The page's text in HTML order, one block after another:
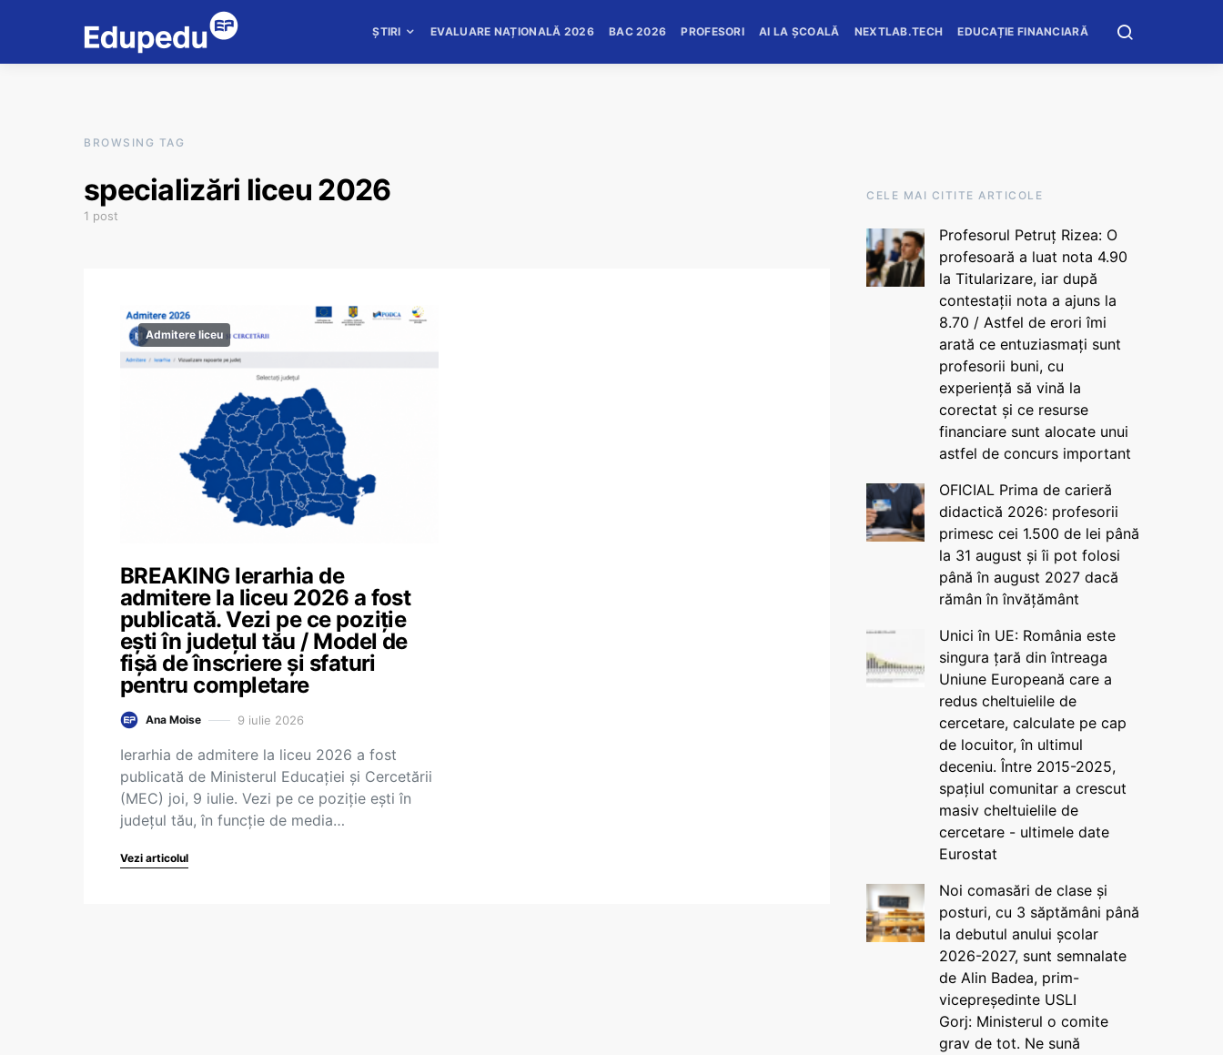
ȘTIRI EVALUARE NAȚIONALĂ 2026 BAC 2026 PROFESORI AI LA ȘCOALĂ NEXTLAB.TECH EDUCAȚIE FINANCIARĂ
BROWSING TAG
specializări liceu 2026
1 post
Admitere liceu
BREAKING Ierarhia de
admitere la liceu 2026 a fost
publicată. Vezi pe ce poziție
ești în județul tău / Model de
fișă de înscriere și sfaturi
pentru completare
Ana Moise 9 iulie 2026
Ierarhia de admitere la liceu 2026 a fost
publicată de Ministerul Educației și Cercetării
(MEC) joi, 9 iulie. Vezi pe ce poziție ești în
județul tău, în funcție de media…
Vezi articolul
CELE MAI CITITE ARTICOLE
Profesorul Petruț Rizea: O
profesoară a luat nota 4.90
la Titularizare, iar după
contestații nota a ajuns la
8.70 / Astfel de erori îmi
arată ce entuziasmați sunt
profesorii buni, cu
experiență să vină la
corectat și ce resurse
financiare sunt alocate unui
astfel de concurs important
OFICIAL Prima de carieră
didactică 2026: profesorii
primesc cei 1.500 de lei până
la 31 august și îi pot folosi
până în august 2027 dacă
rămân în învățământ
Unici în UE: România este
singura țară din întreaga
Uniune Europeană care a
redus cheltuielile de
cercetare, calculate pe cap
de locuitor, în ultimul
deceniu. Între 2015-2025,
spațiul comunitar a crescut
masiv cheltuielile de
cercetare - ultimele date
Eurostat
Noi comasări de clase și
posturi, cu 3 săptămâni până
la debutul anului școlar
2026-2027, sunt semnalate
de Alin Badea, prim-
vicepreședinte USLI
Gorj: Ministerul o comite
grav de tot. Ne sună